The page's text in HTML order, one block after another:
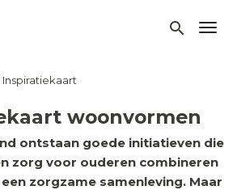
search
Inspiratiekaart
woonvormen
ontstaan goede initiatieven die
zorg voor ouderen combineren
zorgzame samenleving. Maar